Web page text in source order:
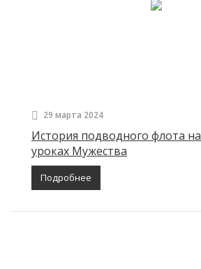
29 марта 2024
История подводного флота на
уроках Мужества
Подробнее